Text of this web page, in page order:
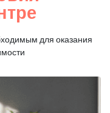
для оказания